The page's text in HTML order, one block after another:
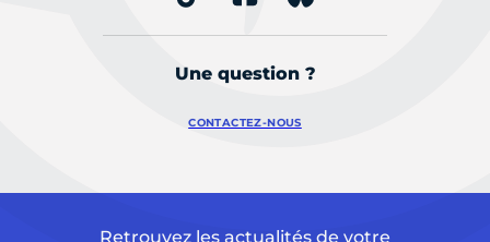
Une question ?
CONTACTEZ-NOUS
Retrouvez les actualités de votre